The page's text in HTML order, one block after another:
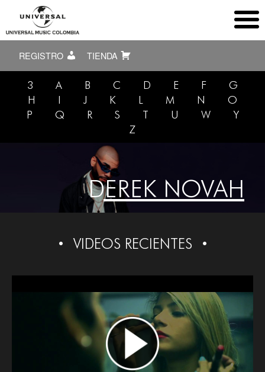
REGISTRO TIENDA
3 A B C D E F
G
H
I J K L M N
O
P
Q R S T U W
Y
Z
DEREK NOVAH
VIDEOS RECIENTES